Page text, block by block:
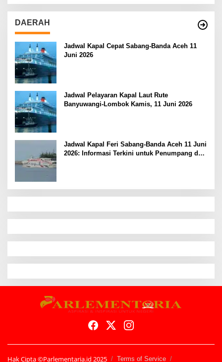
DAERAH
Jadwal Kapal Cepat Sabang-Banda Aceh 11
Juni 2026
Jadwal Pelayaran Kapal Laut Rute
Banyuwangi-Lombok Kamis, 11 Juni 2026
Jadwal Kapal Feri Sabang-Banda Aceh 11 Juni
2026: Informasi Terkini untuk Penumpang dan
Hak Cipta ©Parlementaria.id 2025 Terms of Service